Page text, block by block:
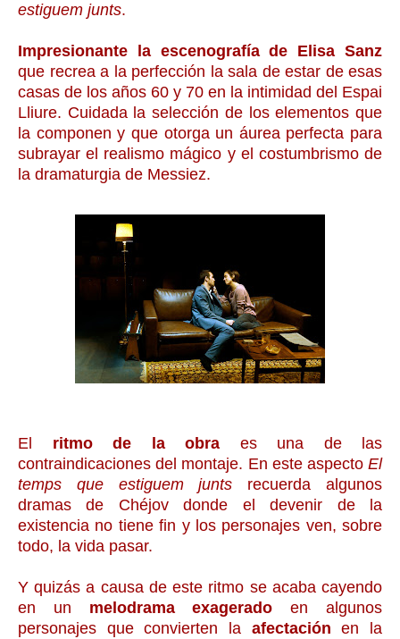
estiguem junts.
Impresionante la escenografía de Elisa Sanz
que recrea a la perfección la sala de estar de esas
casas de los años 60 y 70 en la intimidad del Espai
Lliure. Cuidada la selección de los elementos que
la componen y que otorga un áurea perfecta para
subrayar el realismo mágico y el costumbrismo de
la dramaturgia de Messiez.
El ritmo de la obra es una de las
contraindicaciones del montaje. En este aspecto El
temps que estiguem junts recuerda algunos
dramas de Chéjov donde el devenir de la
existencia no tiene fin y los personajes ven, sobre
todo, la vida pasar.
Y quizás a causa de este ritmo se acaba cayendo
en un melodrama exagerado en algunos
personajes que convierten la afectación en la